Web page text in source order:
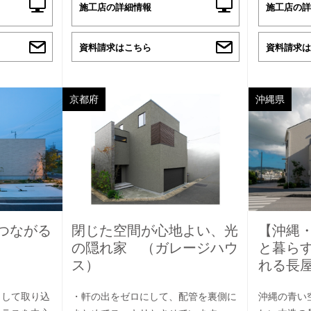
施工店の詳細情報
資料請求はこちら
施工店の
資料請求
ながる
て取り込
京都府
閉じた空間が心地よい、光
の隠れ家 （ガレージハウ
ス）
・軒の出をゼロにして、配管を裏側に
沖縄県
【沖縄
と暮ら
れる長
沖縄の青い